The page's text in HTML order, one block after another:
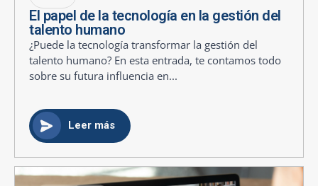
El papel de la tecnología en la gestión del
talento humano
¿Puede la tecnología transformar la gestión del
talento humano? En esta entrada, te contamos todo
sobre su futura influencia en...
Leer más